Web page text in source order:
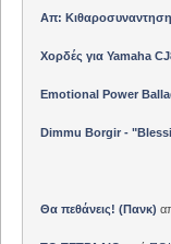
Απ:
Χορδές για Yamaha
Emotional Power
Dimmu Borgir -
Θα πεθάνεις! (Πανκ)